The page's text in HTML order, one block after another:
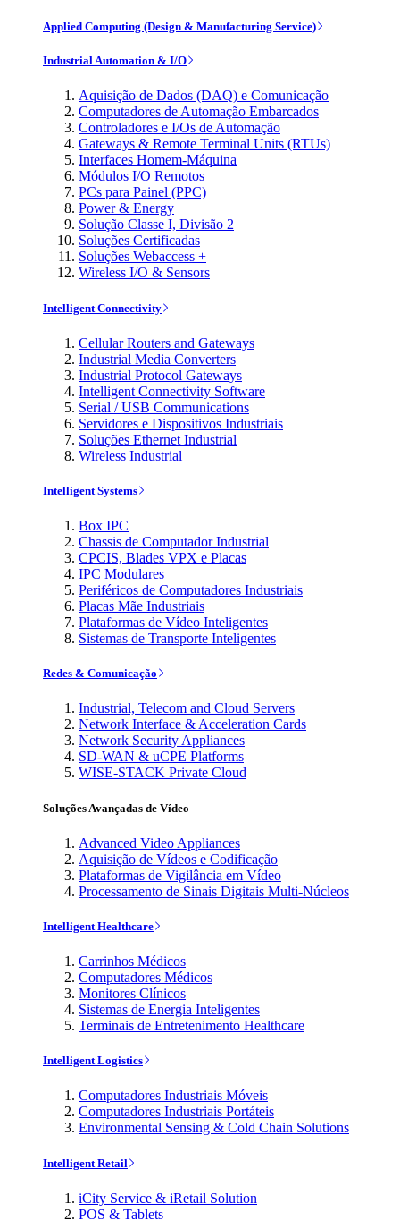
Applied Computing (Design & Manufacturing Service)
Industrial Automation & I/O
Aquisição de Dados (DAQ) e Comunicação
Computadores de Automação Embarcados
Controladores e I/Os de Automação
Gateways & Remote Terminal Units (RTUs)
Interfaces Homem-Máquina
Módulos I/O Remotos
PCs para Painel (PPC)
Power & Energy
Solução Classe I, Divisão 2
Soluções Certificadas
Soluções Webaccess +
Wireless I/O & Sensors
Intelligent Connectivity
Cellular Routers and Gateways
Industrial Media Converters
Industrial Protocol Gateways
Intelligent Connectivity Software
Serial / USB Communications
Servidores e Dispositivos Industriais
Soluções Ethernet Industrial
Wireless Industrial
Intelligent Systems
Box IPC
Chassis de Computador Industrial
CPCIS, Blades VPX e Placas
IPC Modulares
Periféricos de Computadores Industriais
Placas Mãe Industriais
Plataformas de Vídeo Inteligentes
Sistemas de Transporte Inteligentes
Redes & Comunicação
Industrial, Telecom and Cloud Servers
Network Interface & Acceleration Cards
Network Security Appliances
SD-WAN & uCPE Platforms
WISE-STACK Private Cloud
Soluções Avançadas de Vídeo
Advanced Video Appliances
Aquisição de Vídeos e Codificação
Plataformas de Vigilância em Vídeo
Processamento de Sinais Digitais Multi-Núcleos
Intelligent Healthcare
Carrinhos Médicos
Computadores Médicos
Monitores Clínicos
Sistemas de Energia Inteligentes
Terminais de Entretenimento Healthcare
Intelligent Logistics
Computadores Industriais Móveis
Computadores Industriais Portáteis
Environmental Sensing & Cold Chain Solutions
Intelligent Retail
iCity Service & iRetail Solution
POS & Tablets